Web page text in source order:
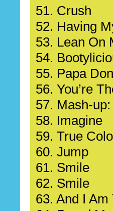
51. Crush
52. Having
53. Lean On
54.
55. Papa
56. You’re
57. Mash-
58. Imagine
59. True
60. Jump
61. Smile
62. Smile
63. And I Am